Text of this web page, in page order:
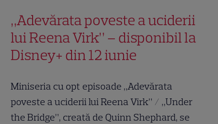
„Adevărata poveste a uciderii
lui Reena Virk” – disponibil la
Disney+ din 12 iunie
Miniseria cu opt episoade „Adevărata
poveste a uciderii lui Reena Virk” / „Under
the Bridge”, creată de Quinn Shephard, se